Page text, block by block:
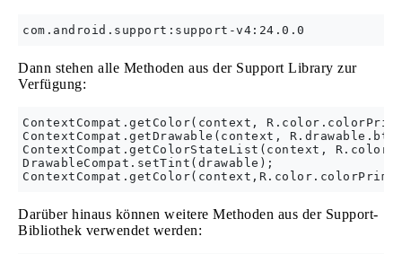
Dann stehen alle Methoden aus der Support Library zur
Verfügung:
ContextCompat.getColor(context,
ContextCompat.getDrawable(context,
ContextCompat.getColorStateList(context,
DrawableCompat.setTint(drawable);
Darüber hinaus können weitere Methoden aus der Support-
Bibliothek verwendet werden: